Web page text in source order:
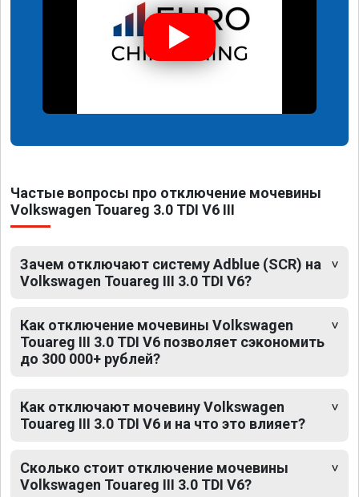
Частые вопросы про отключение мочевины
Volkswagen Touareg 3.0 TDI V6 III
Зачем отключают систему Adblue (SCR) на
Volkswagen Touareg III 3.0 TDI V6?
Как отключение мочевины Volkswagen
Touareg III 3.0 TDI V6 позволяет сэкономить
до 300 000+ рублей?
Как отключают мочевину Volkswagen
Touareg III 3.0 TDI V6 и на что это влияет?
Сколько стоит отключение мочевины
Volkswagen Touareg III 3.0 TDI V6?